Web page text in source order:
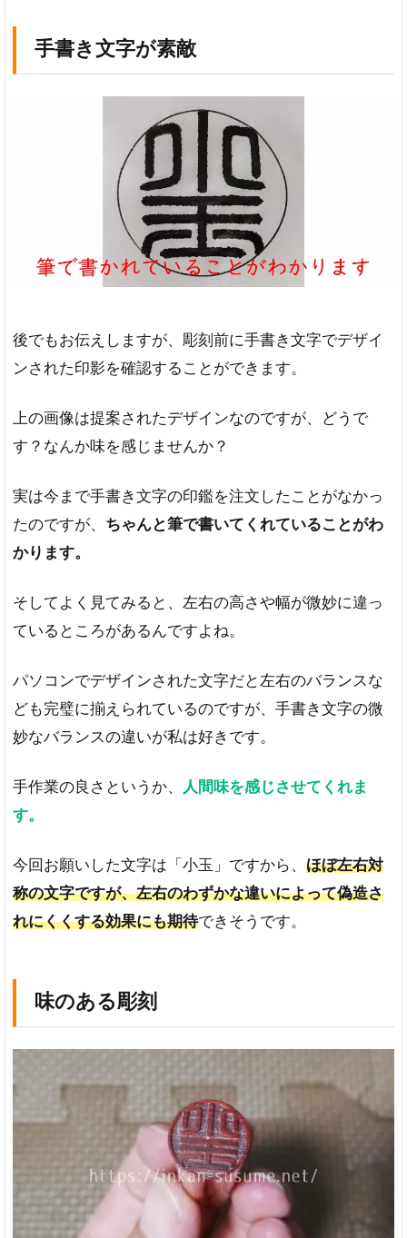
手書き文字が素敵
後でもお伝えしますが、彫刻前に手書き文字でデザイ
ンされた印影を確認することができます。
上の画像は提案されたデザインなのですが、どうで
す？なんか味を感じませんか？
実は今まで手書き文字の印鑑を注文したことがなかっ
たのですが、 ちゃんと筆で書いてくれていることがわ
かります。
そしてよく見てみると、左右の高さや幅が微妙に違っ
ているところがあるんですよね。
パソコンでデザインされた文字だと左右のバランスな
ども完璧に揃えられているのですが、手書き文字の微
妙なバランスの違いが私は好きです。
手作業の良さというか、
人間味を感じさせてくれま
す。
今回お願いした文字は「小玉」ですから、 ほぼ左右対
称の文字ですが、左右のわずかな違いによって偽造さ
れにくくする効果にも期待できそうです。
味のある彫刻